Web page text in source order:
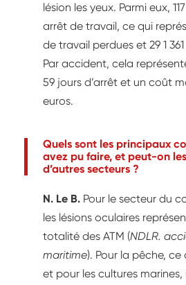
lésion les yeux. Parmi eux,
arrêt de travail, ce qui
de travail perdues et 29 1
Par accident, cela
59 jours d’arrêt et un coût
euros.
Quels sont les principaux
avez pu faire, et peut-on
d’autres secteurs ?
N. Le B. Pour le secteur du
les lésions oculaires
totalité des ATM (NDLR.
maritime). Pour la pêche, ce
et pour les cultures marines,